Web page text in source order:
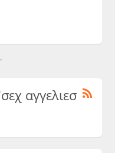
αγγελιεσ